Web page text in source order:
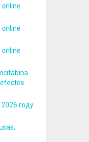
online
online
online
году